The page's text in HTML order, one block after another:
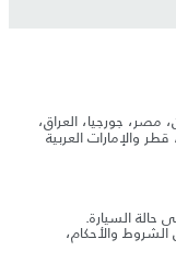
مصر، جورجيا، العراق،
والإمارات العربية
على حالة السيارة.
والأحكام،